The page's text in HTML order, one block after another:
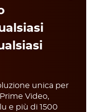
unica per
Video,
e più di 1500